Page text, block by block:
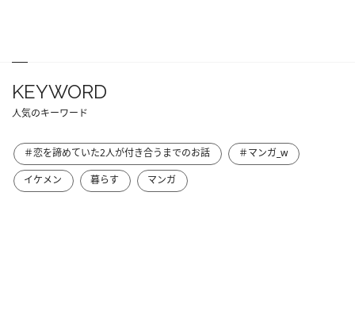
KEYWORD
人気のキーワード
＃恋を諦めていた2人が付き合うまでのお話
＃マンガ_w
イケメン
暮らす マンガ